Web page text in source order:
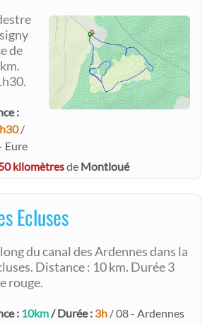
de
:
/
Eure
kilomètresde Montloué
Ecluses
du canal des Ardennes dans la
Distance : 10 km. Durée 3
rouge.
: 10km/ Durée : 3h / 08 - Ardennes